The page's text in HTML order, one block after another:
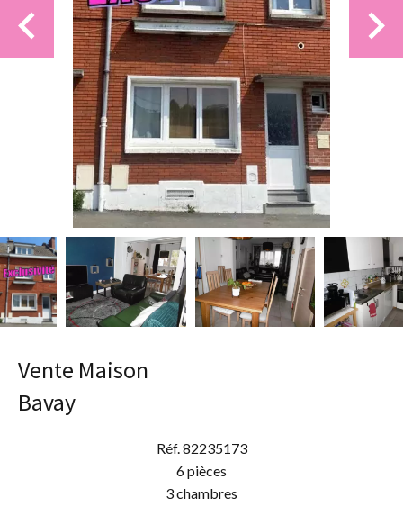
Vente Maison
Bavay
Réf. 82235173
6 pièces
3 chambres